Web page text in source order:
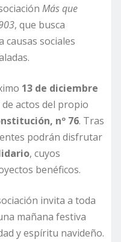
Más que
, que busca
causas sociales
13 de diciembre
de actos del propio
nº 76. Tras
podrán disfrutar
, cuyos
benéficos.
invita a toda
mañana festiva
y espíritu navideño.